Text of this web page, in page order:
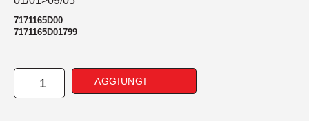
7171165D00
7171165D01799
PARAURTI
ANTERIORE
AGGIUNGI